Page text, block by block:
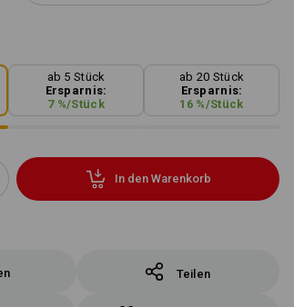
ab 5 Stück
Ersparnis:
7%/Stück
ab 20 Stück
Ersparnis:
16 %/Stück
In den Warenkorb
Teilen